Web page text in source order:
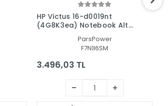
HP Victus 16-d0019nt
(4G8K3ea) Notebook Alt
ParsPower
F7N1I6SM
3.496,03 TL